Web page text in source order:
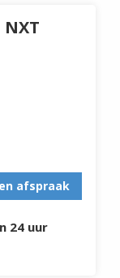
afspraak
24 uur